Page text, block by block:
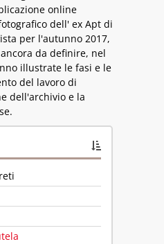
online
dell' ex Apt di
per l'autunno 2017,
da definire, nel
illustrate le fasi e le
del lavoro di
dell'archivio e la